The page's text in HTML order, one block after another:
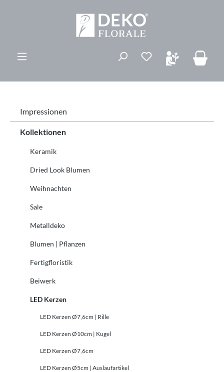
Du hast 0
Impressionen
Kollektionen
Keramik
Dried Look Blumen
Weihnachten
Sale
Metalldeko
Blumen | Pflanzen
Fertigfloristik
Beiwerk
LED Kerzen
LED Kerzen Ø7,6cm | Rille
LED Kerzen Ø10cm | Kugel
LED Kerzen Ø7,6cm
LED Kerzen Ø5cm | Auslaufartikel